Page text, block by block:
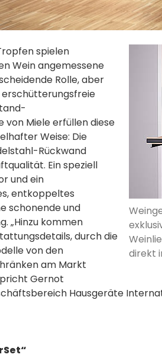
direkt
spielen
Wein angemessene
Rolle, aber
Miele erfüllen diese
Weise: Die
Rückwand
Ein speziell
und ein
entkoppeltes
schonende und
„Hinzu kommen
durch die
von den
am Markt
Gernot
Hausgeräte